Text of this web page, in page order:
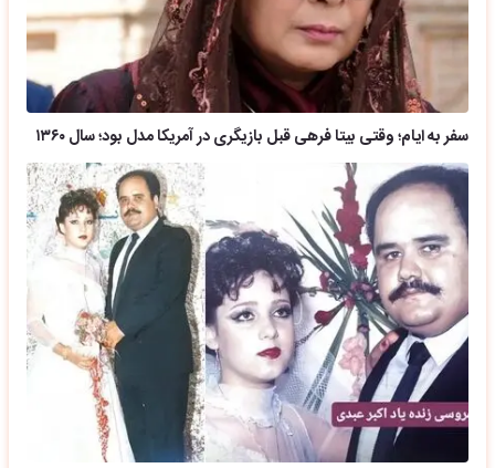
سفر به ایام؛ وقتی بیتا فرهی قبل بازیگری در آمریکا مدل بود؛ سال ۱۳۶۰